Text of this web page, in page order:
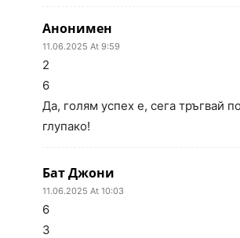
Анонимен
11.06.2025 At 9:59
2
6
Да, голям успех е, сега тръгвай
глупако!
Бат Джони
11.06.2025 At 10:03
6
3